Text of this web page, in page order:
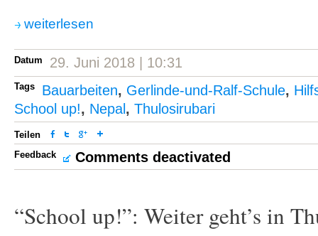
weiterlesen
Datum 29. Juni 2018 | 10:31
Tags Bauarbeiten, Gerlinde-und-Ralf-Schule,
School up!, Nepal , Thulosirubari
Teilen
Feedback
Comments deactivated
“School up!”: Weiter geht’s in